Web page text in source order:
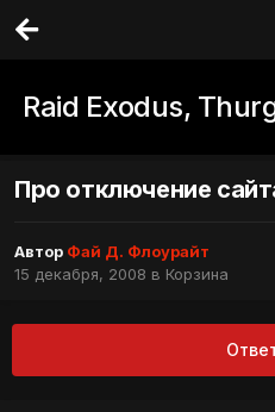
Raid Exodus,
Про отключение
Автор Фай Д. Флоурайт
15 декабря, 2008 в Корзина